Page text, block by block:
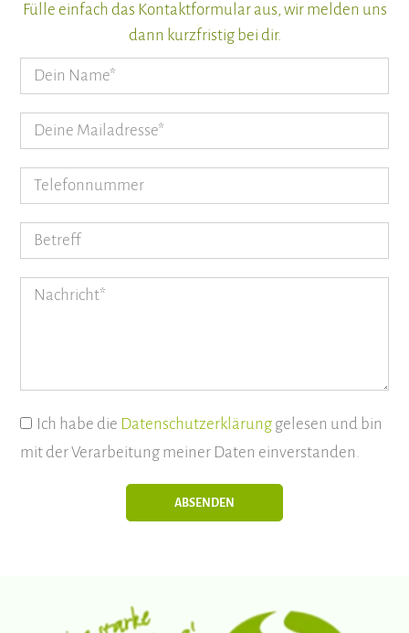
Fülle einfach das Kontaktformular aus, wir melden uns
dann kurzfristig bei dir.
Ich habe die Datenschutzerklärung gelesen und bin
mit der Verarbeitung meiner Daten einverstanden.
ABSENDEN